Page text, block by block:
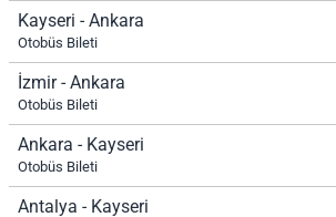
Kayseri - Ankara
Otobüs Bileti
İzmir - Ankara
Otobüs Bileti
Ankara - Kayseri
Otobüs Bileti
Antalya - Kayseri